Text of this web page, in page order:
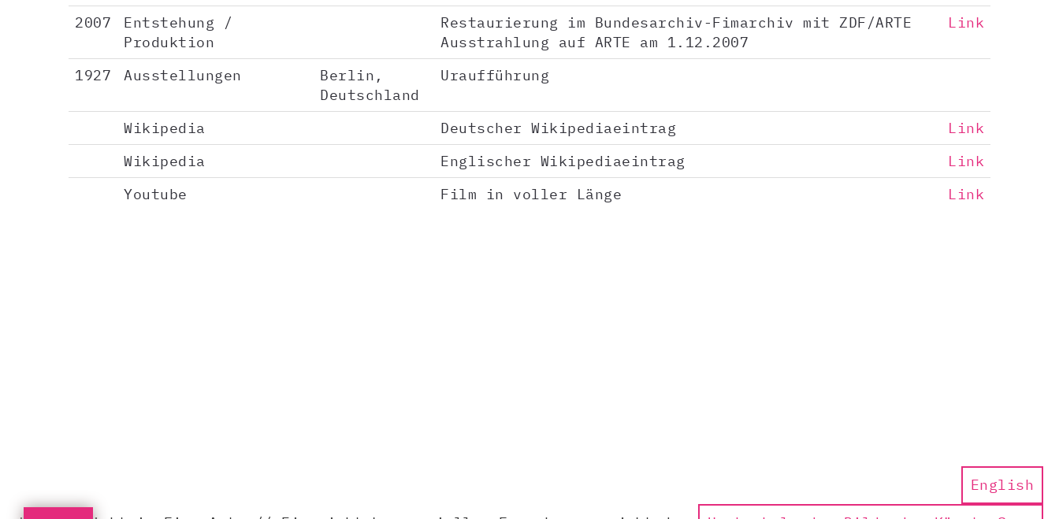
2007
Entstehung /
Produktion
Restaurierung im Bundesarchiv-Fimarchiv mit ZDF/ARTE
Ausstrahlung auf ARTE am 1.12.2007
Link
1927 Ausstellungen
Berlin,
Deutschland
Uraufführung
Wikipedia Deutscher Wikipediaeintrag
Link
Wikipedia
Englischer Wikipediaeintrag
Link
Youtube
Film in voller Länge Link
English